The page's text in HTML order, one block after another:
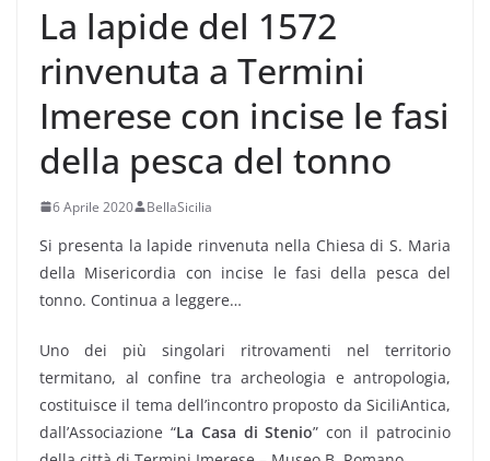
La lapide del 1572
rinvenuta a Termini
Imerese con incise le fasi
della pesca del tonno
6 Aprile 2020 BellaSicilia
Si presenta la lapide rinvenuta nella Chiesa di S. Maria
della Misericordia con incise le fasi della pesca del
tonno. Continua a leggere…
Uno dei più singolari ritrovamenti nel territorio
termitano, al confine tra archeologia e antropologia,
costituisce il tema dell’incontro proposto da SiciliAntica,
dall’Associazione “La Casa di Stenio” con il patrocinio